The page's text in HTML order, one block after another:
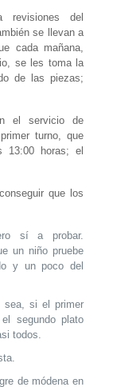
del
se llevan a
cada mañana,
se les toma la
de las piezas;
el servicio de
turno, que
horas; el
que los
sí a probar.
un niño pruebe
y un poco del
sea, si el primer
segundo plato
todos.
de módena en